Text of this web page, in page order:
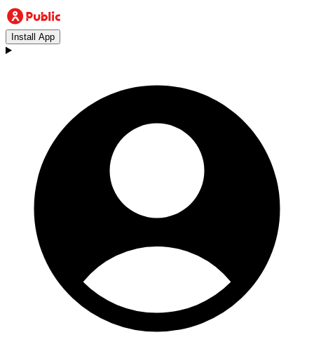
Install App